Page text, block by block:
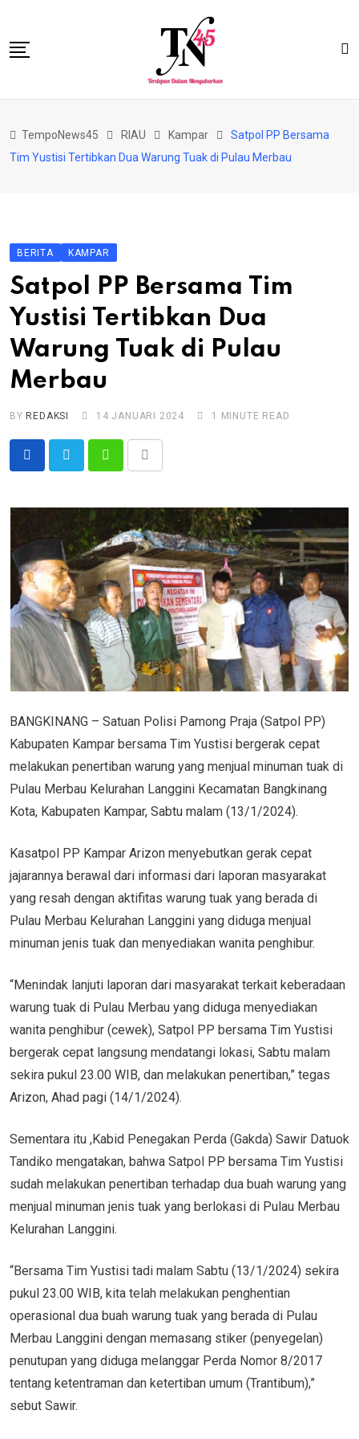
content
BISNIS
RIAU
PERISTIWA
OLAHRAGA
PENDIDIKAN
TempoNews45 RIAU Kampar
Satpol PP Bersama
Tim Yustisi Tertibkan Dua Warung Tuak di Pulau Merbau
BERITA KAMPAR
Satpol PP Bersama Tim
Yustisi Tertibkan Dua
Warung Tuak di Pulau
Merbau
BY REDAKSI 14 JANUARI 2024 1 MINUTE READ
WhatsappShare
Email
BANGKINANG – Satuan Polisi Pamong Praja (Satpol PP)
Kabupaten Kampar bersama Tim Yustisi bergerak cepat
melakukan penertiban warung yang menjual minuman tuak di
Pulau Merbau Kelurahan Langgini Kecamatan Bangkinang
Kota, Kabupaten Kampar, Sabtu malam (13/1/2024).
Kasatpol PP Kampar Arizon menyebutkan gerak cepat
jajarannya berawal dari informasi dari laporan masyarakat
yang resah dengan aktifitas warung tuak yang berada di
Pulau Merbau Kelurahan Langgini yang diduga menjual
minuman jenis tuak dan menyediakan wanita penghibur.
“Menindak lanjuti laporan dari masyarakat terkait keberadaan
warung tuak di Pulau Merbau yang diduga menyediakan
wanita penghibur (cewek), Satpol PP bersama Tim Yustisi
bergerak cepat langsung mendatangi lokasi, Sabtu malam
sekira pukul 23.00 WIB, dan melakukan penertiban,” tegas
Arizon, Ahad pagi (14/1/2024).
Sementara itu ,Kabid Penegakan Perda (Gakda) Sawir Datuok
Tandiko mengatakan, bahwa Satpol PP bersama Tim Yustisi
sudah melakukan penertiban terhadap dua buah warung yang
menjual minuman jenis tuak yang berlokasi di Pulau Merbau
Kelurahan Langgini.
“Bersama Tim Yustisi tadi malam Sabtu (13/1/2024) sekira
pukul 23.00 WIB, kita telah melakukan penghentian
operasional dua buah warung tuak yang berada di Pulau
Merbau Langgini dengan memasang stiker (penyegelan)
penutupan yang diduga melanggar Perda Nomor 8/2017
tentang ketentraman dan ketertiban umum (Trantibum),”
sebut Sawir.